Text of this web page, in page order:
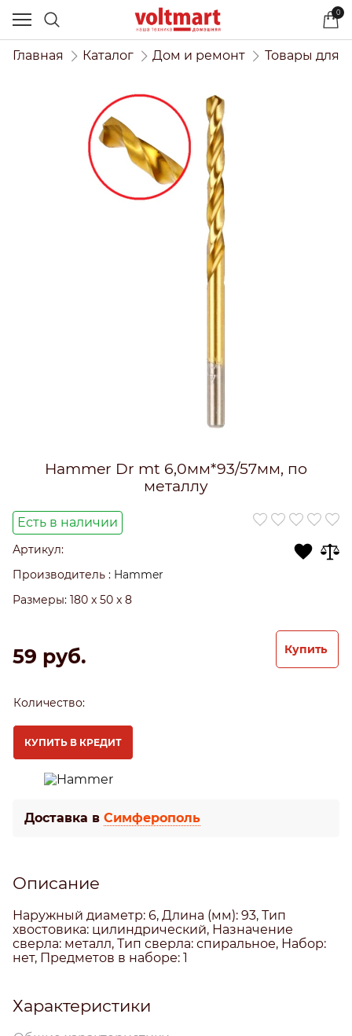
0
Главная Каталог Дом и ремонт Товары для
Hammer Dr mt 6,0мм*93/57мм, по
металлу
Есть в наличии
Артикул:
Производитель : Hammer
Размеры: 180 x 50 x 8
59 руб. Купить
Количество:
КУПИТЬ В КРЕДИТ
Доставка в Симферополь
Описание
Наружный диаметр: 6, Длина (мм): 93, Тип
хвостовика: цилиндрический, Назначение
сверла: металл, Тип сверла: спиральное, Набор:
нет, Предметов в наборе: 1
Характеристики